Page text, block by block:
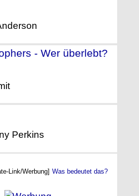
- Wer überlebt?
Perkins
Link/Werbung] Was bedeutet das?